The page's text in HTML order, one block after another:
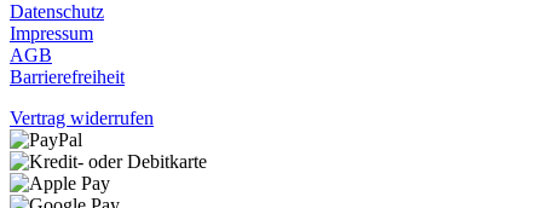
Datenschutz
Impressum
AGB
Barrierefreiheit
Vertrag widerrufen